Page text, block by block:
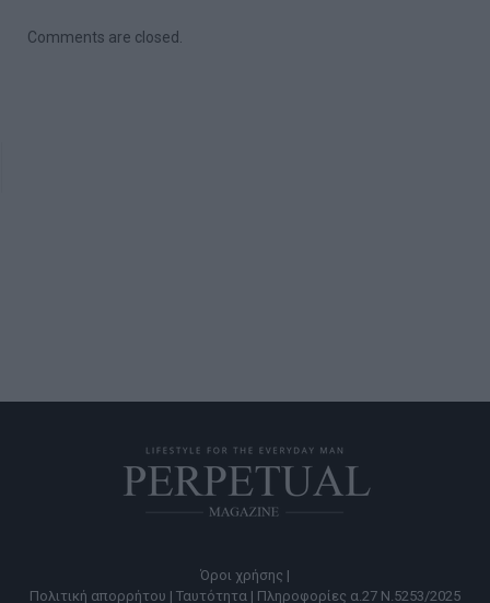
Comments are closed.
Όροι χρήσης |
Πολιτική απορρήτου | Ταυτότητα | Πληροφορίες α.27 Ν.5253/2025